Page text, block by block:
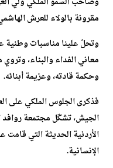
مقرونة بالولاء للعرش
وتحلّ علينا مناسبات وطنية
معاني الفداء والبناء،
وحكمة قادته، وعزيمة أبنائه.
فذكرى الجلوس الملكي على
الجيش، تشكّل مجتمعة روافد
الأردنية الحديثة التي قامت
الإنسانية.